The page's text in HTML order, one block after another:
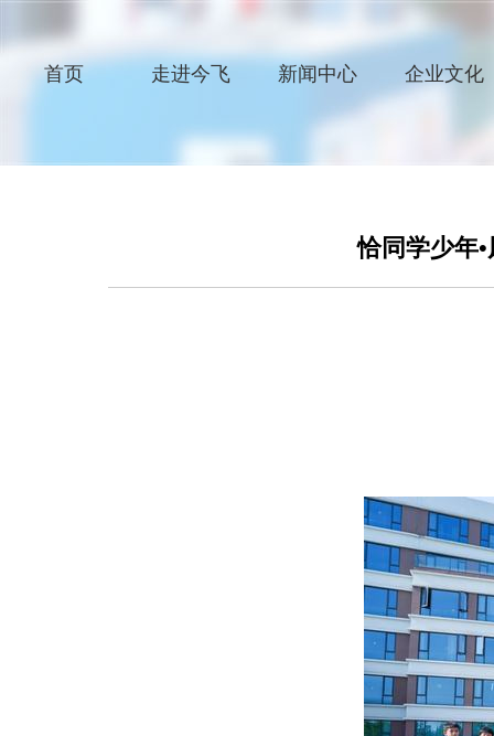
首页 走进今飞 新闻中心 企业文化
恰同学少年